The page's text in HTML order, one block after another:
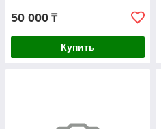
50 000 ₸
Купить